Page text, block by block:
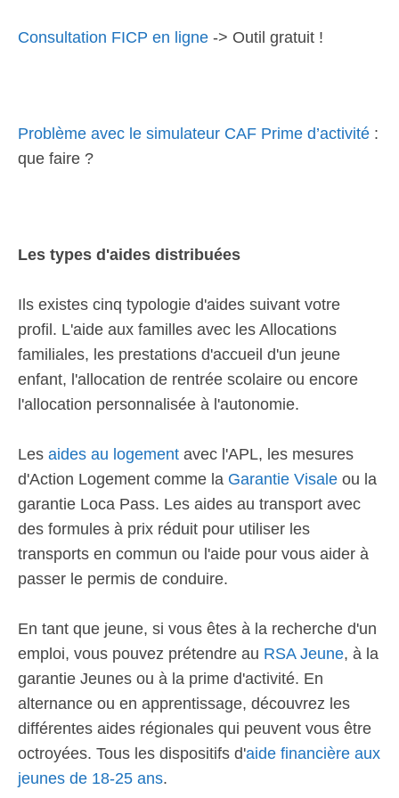
Consultation FICP en ligne -> Outil gratuit !
Problème avec le simulateur CAF Prime d’activité :
que faire ?
Les types d'aides distribuées
Ils existes cinq typologie d'aides suivant votre
profil. L'aide aux familles avec les Allocations
familiales, les prestations d'accueil d'un jeune
enfant, l'allocation de rentrée scolaire ou encore
l'allocation personnalisée à l'autonomie.
Les aides au logement avec l'APL, les mesures
d'Action Logement comme la Garantie Visale ou la
garantie Loca Pass. Les aides au transport avec
des formules à prix réduit pour utiliser les
transports en commun ou l'aide pour vous aider à
passer le permis de conduire.
En tant que jeune, si vous êtes à la recherche d'un
emploi, vous pouvez prétendre au RSA Jeune, à la
garantie Jeunes ou à la prime d'activité. En
alternance ou en apprentissage, découvrez les
différentes aides régionales qui peuvent vous être
octroyées. Tous les dispositifs d'aide financière aux
jeunes de 18-25 ans.